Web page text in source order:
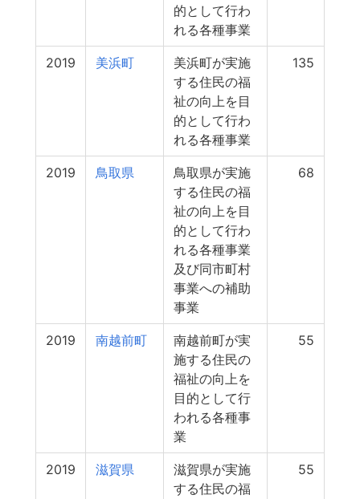
的として行わ
れる各種事業
2019 美浜町
美浜町が実施
する住民の福
祉の向上を目
的として行わ
れる各種事業
135
2019 鳥取県
鳥取県が実施
する住民の福
祉の向上を目
的として行わ
れる各種事業
及び同市町村
事業への補助
事業
68
2019 南越前町
南越前町が実
施する住民の
福祉の向上を
目的として行
われる各種事
業
55
2019 滋賀県
滋賀県が実施
する住民の福
55